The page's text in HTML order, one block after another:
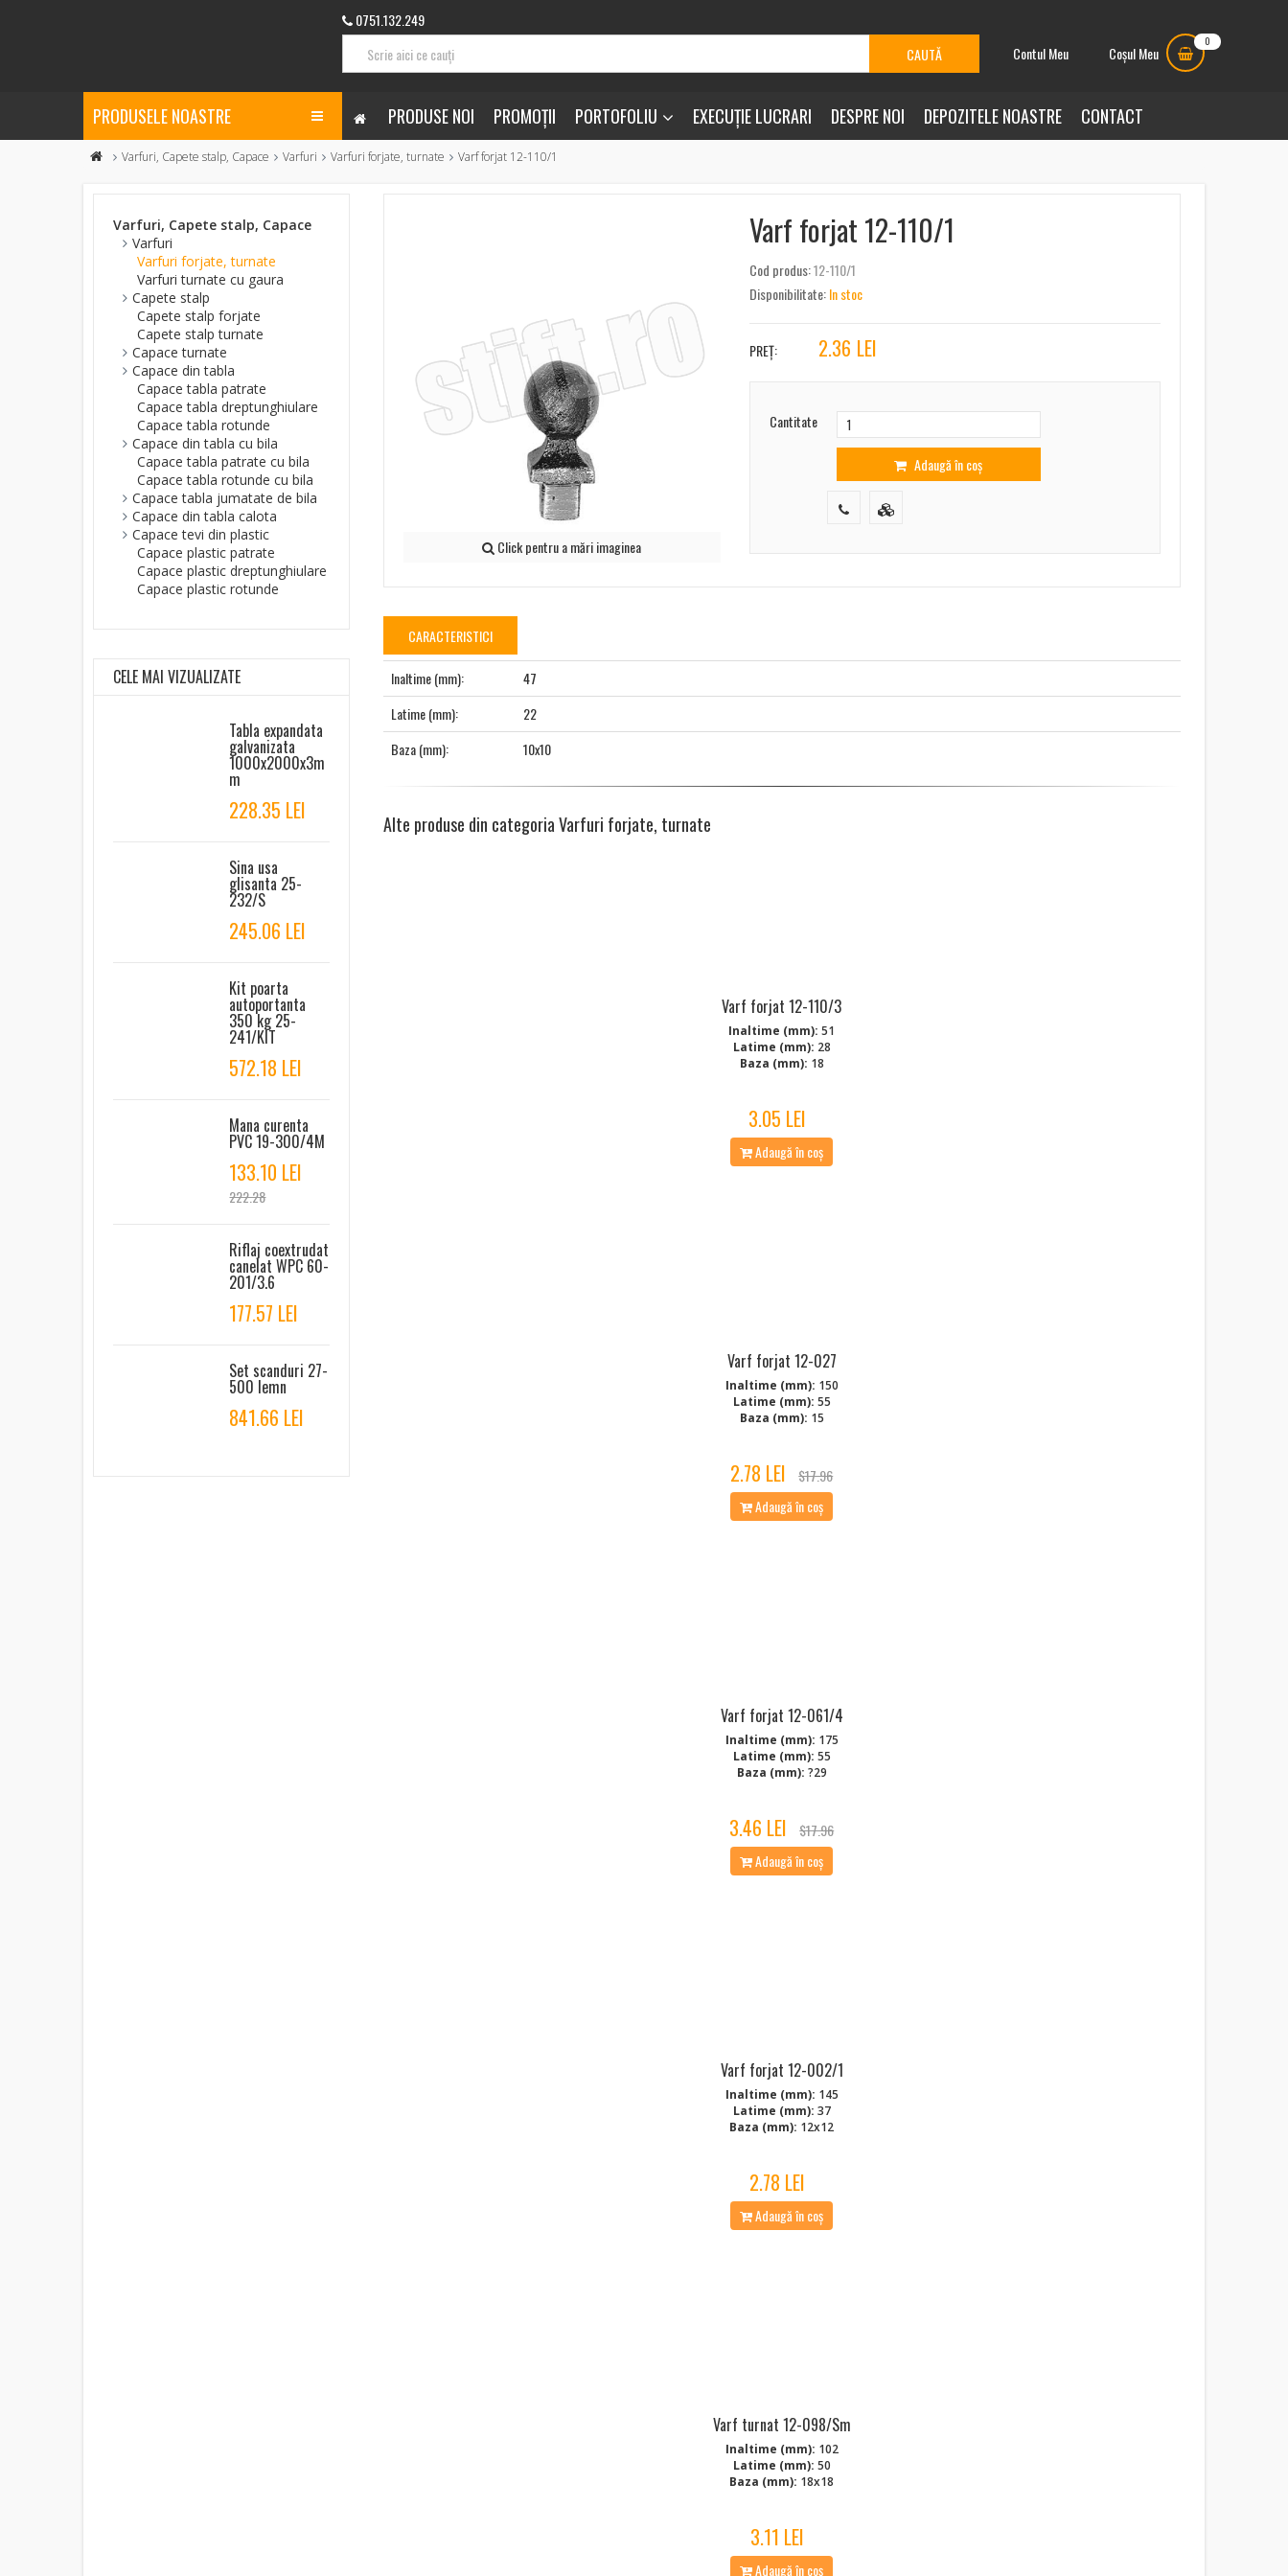
0751.132.249
Contul Meu
Coșul Meu
0
PRODUSELE NOASTRE PRODUSE NOI PROMOȚII PORTOFOLIU EXECUȚIE LUCRARI DESPRE NOI DEPOZITELE NOASTRE CONTACT
Varfuri, Capete stalp, Capace Varfuri Varfuri forjate, turnate Varf forjat 12-110/1
Click pentru a mări imaginea
Varf forjat 12-110/1
Cod produs:12-110/1
Disponibilitate:In stoc
PREȚ: 2.36 LEI
Cantitate
Adaugă în coș
CARACTERISTICI
Inaltime (mm):
47
Latime (mm):
22
Baza (mm):
10x10
Alte produse din categoria Varfuri forjate, turnate
Varf forjat 12-110/3
Inaltime (mm): 51
Latime (mm): 28
Baza (mm): 18
3.05 LEI
Adaugă în coș
Varf forjat 12-027
Inaltime (mm): 150
Latime (mm): 55
Baza (mm): 15
2.78 LEI
$17.96
Adaugă în coș
Varf forjat 12-061/4
Inaltime (mm): 175
Latime (mm): 55
Baza (mm): ?29
3.46 LEI
$17.96
Adaugă în coș
Varf forjat 12-002/1
Inaltime (mm): 145
Latime (mm): 37
Baza (mm): 12x12
2.78 LEI
Adaugă în coș
Varf turnat 12-098/Sm
Inaltime (mm): 102
Latime (mm): 50
Baza (mm): 18x18
3.11 LEI
Adaugă în coș
Varfuri, Capete stalp, Capace
Varfuri
Varfuri forjate, turnate
Varfuri turnate cu gaura
Capete stalp
Capete stalp forjate
Capete stalp turnate
Capace turnate
Capace din tabla
Capace tabla patrate
Capace tabla dreptunghiulare
Capace tabla rotunde
Capace din tabla cu bila
Capace tabla patrate cu bila
Capace tabla rotunde cu bila
Capace tabla jumatate de bila
Capace din tabla calota
Capace tevi din plastic
Capace plastic patrate
Capace plastic dreptunghiulare
Capace plastic rotunde
CELE MAI VIZUALIZATE
Tabla expandata
galvanizata
1000x2000x3m
m
228.35 LEI
Sina usa
glisanta 25-
232/S
245.06 LEI
Kit poarta
autoportanta
350 kg 25-
241/KIT
572.18 LEI
Mana curenta
PVC 19-300/4M
133.10 LEI
222.28
Riflaj coextrudat
canelat WPC 60-
201/3.6
177.57 LEI
Set scanduri 27-
500 lemn
841.66 LEI